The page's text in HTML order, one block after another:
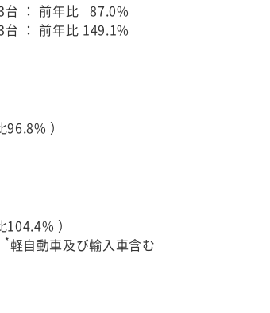
台 ： 前年比 87.0%
台 ： 前年比 149.1%
96.8% ）
104.4% ）
*軽自動車及び輸入車含む